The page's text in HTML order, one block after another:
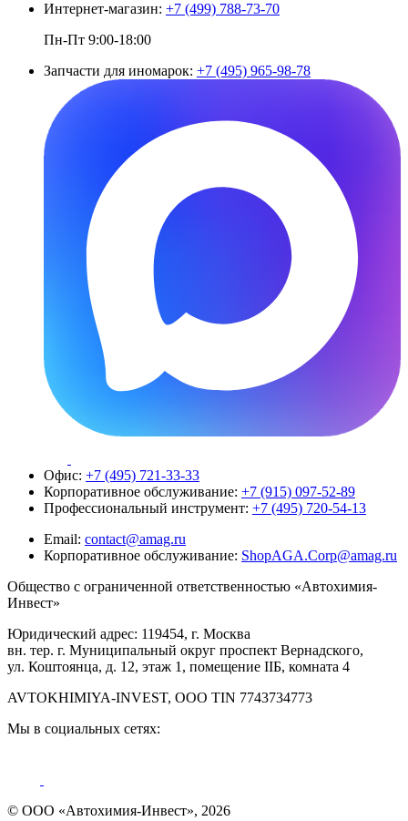
Интернет-магазин: +7 (499) 788-73-70
Пн-Пт 9:00-18:00
Запчасти для иномарок: +7 (495) 965-98-78
Офис: +7 (495) 721-33-33
Корпоративное обслуживание: +7 (915) 097-52-89
Профессиональный инструмент: +7 (495) 720-54-13
Email: contact@amag.ru
Корпоративное обслуживание: ShopAGA.Corp@amag.ru
Общество с ограниченной ответственностью «Автохимия-
Инвест»
Юридический адрес: 119454, г. Москва
вн. тер. г. Муниципальный округ проспект Вернадского,
ул. Коштоянца, д. 12, этаж 1, помещение IIБ, комната 4
AVTOKHIMIYA-INVEST, OOO TIN 7743734773
Мы в социальных сетях:
© ООО «Автохимия-Инвест», 2026